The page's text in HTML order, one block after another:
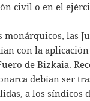
civil o en el
las
con la
de Bizkaia.
debían ser
a los síndicos